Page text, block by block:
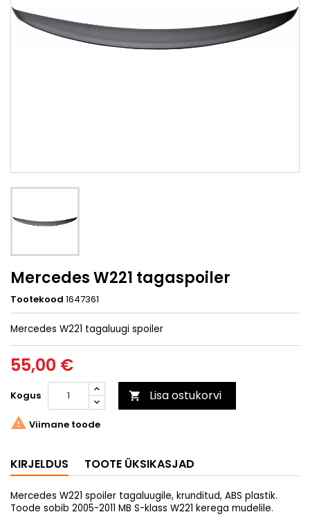
Mercedes W221 tagaspoiler
Tootekood 1647361
Mercedes W221 tagaluugi spoiler
55,00 €
Kogus  Lisa ostukorvi
 Viimane toode
KIRJELDUS TOOTE ÜKSIKASJAD
Mercedes W221 spoiler tagaluugile, krunditud, ABS plastik.
Toode sobib 2005-2011 MB S-klass W221 kerega mudelile.